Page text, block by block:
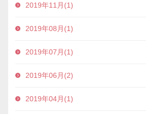
2019年11月(1)
2019年08月(1)
2019年07月(1)
2019年06月(2)
2019年04月(1)